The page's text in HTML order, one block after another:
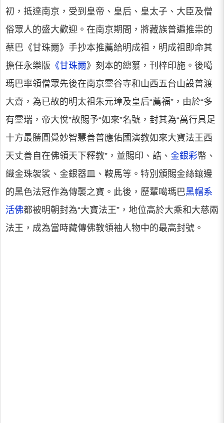
初，抵達南京，受到皇帝、皇后、皇太子、大臣及僧
俗眾人的盛大歡迎。在南京期間，將藏族普遍推祟的
蔡巴《甘珠爾》手抄本推薦給明成祖，明成祖即命其
擔任永樂版 《甘珠爾》刻本的總纂，刊梓印施。後噶
瑪巴率領僧眾先後在南京靈谷寺和山西五台山設普渡
大齋，為已故的明太祖朱元璋及皇后“薦福”，由於“多
有靈瑞，帝大悅”故賜予“如來”名號，封其為“萬行具足
十方最勝圓覺妙智慧善普應佑國演教如來大寶法王西
天丈善自在佛領天下釋教”，並賜印、誥、 金銀彩幣、
織金珠袈裟、金銀器皿、鞍馬等。特別頒賜金絲鑲邊
的黑色法冠作為傳襲之寶。此後，歷輩噶瑪巴黑帽系
活佛都被明朝封為“大寶法王”，地位高於大乘和大慈兩
法王，成為當時藏傳佛教領袖人物中的最高封號。